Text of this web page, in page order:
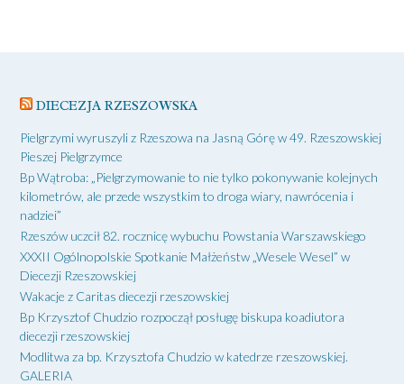
DIECEZJA RZESZOWSKA
Pielgrzymi wyruszyli z Rzeszowa na Jasną Górę w 49. Rzeszowskiej
Pieszej Pielgrzymce
Bp Wątroba: „Pielgrzymowanie to nie tylko pokonywanie kolejnych
kilometrów, ale przede wszystkim to droga wiary, nawrócenia i
nadziei”
Rzeszów uczcił 82. rocznicę wybuchu Powstania Warszawskiego
XXXII Ogólnopolskie Spotkanie Małżeństw „Wesele Wesel” w
Diecezji Rzeszowskiej
Wakacje z Caritas diecezji rzeszowskiej
Bp Krzysztof Chudzio rozpoczął posługę biskupa koadiutora
diecezji rzeszowskiej
Modlitwa za bp. Krzysztofa Chudzio w katedrze rzeszowskiej.
GALERIA